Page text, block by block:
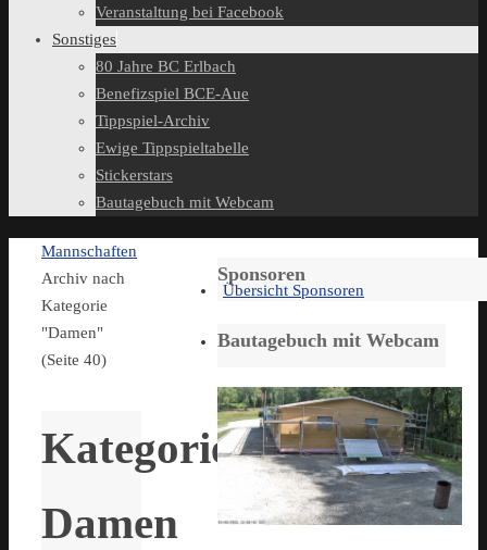
Veranstaltung bei Facebook
Sonstiges
80 Jahre BC Erlbach
Benefizspiel BCE-Aue
Tippspiel-Archiv
Ewige Tippspieltabelle
Stickerstars
Bautagebuch mit Webcam
Start
Mannschaften
Archiv nach
Kategorie
"Damen"
(Seite 40)
Kategorie:
Damen
Sponsoren
Übersicht Sponsoren
Bautagebuch mit Webcam